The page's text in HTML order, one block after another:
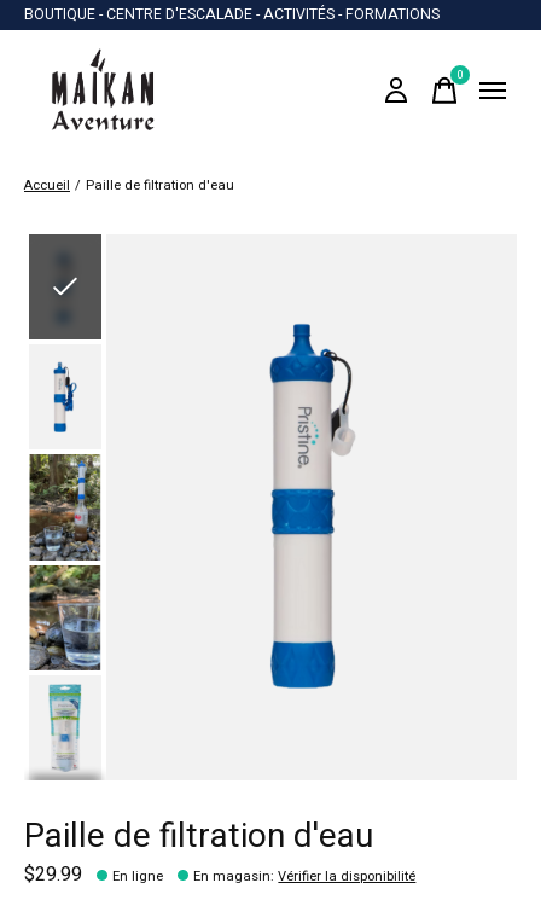
BOUTIQUE - CENTRE D'ESCALADE - ACTIVITÉS - FORMATIONS
0items
Accueil / Paille de filtration d'eau
Paille de filtration d'eau
$29.99 En ligne En magasin:Vérifier la disponibilité